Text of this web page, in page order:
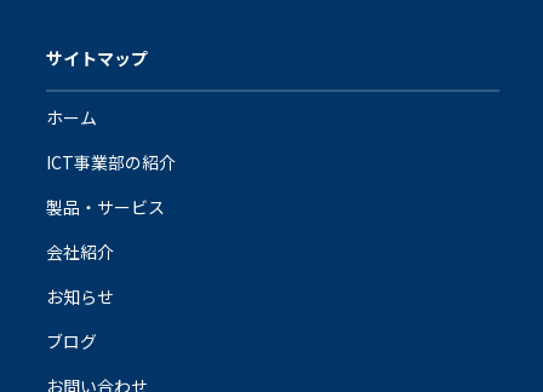
サイトマップ
ホーム
ICT事業部の紹介
製品・サービス
会社紹介
お知らせ
ブログ
お問い合わせ